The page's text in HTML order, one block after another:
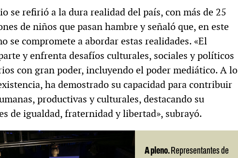
se refirió a la dura realidad del país, con más de 25
de niños que pasan hambre y señaló que, en este
se compromete a abordar estas realidades. «El
y enfrenta desafíos culturales, sociales y políticos
con gran poder, incluyendo el poder mediático. A lo
ha demostrado su capacidad para contribuir
productivas y culturales, destacando su
de igualdad, fraternidad y libertad», subrayó.
A pleno. Representantes de